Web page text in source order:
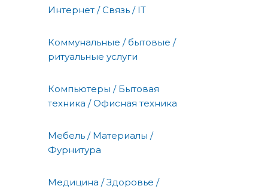
Интернет / Связь / IT
Коммунальные / бытовые /
ритуальные услуги
Компьютеры / Бытовая
техника / Офисная техника
Мебель / Материалы /
Фурнитура
Медицина / Здоровье /